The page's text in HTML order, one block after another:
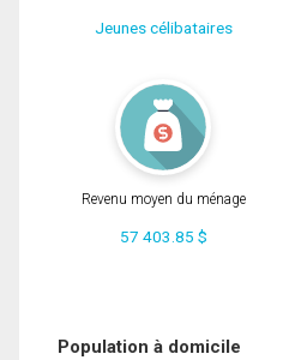
Jeunes célibataires
Revenu moyen du ménage
57 403.85 $
Population à domicile